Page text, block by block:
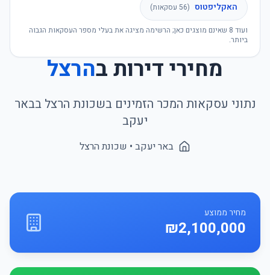
האקליפטוס (
56 עסקאות)
ועוד 8 שאינם מוצגים כאן; הרשימה מציגה את בעלי מספר העסקאות הגבוה
ביותר.
מחירי דירות בהרצל
נתוני עסקאות המכר הזמינים בשכונת הרצל בבאר
יעקב
באר יעקב • שכונת הרצל
מחיר ממוצע
₪2,100,000